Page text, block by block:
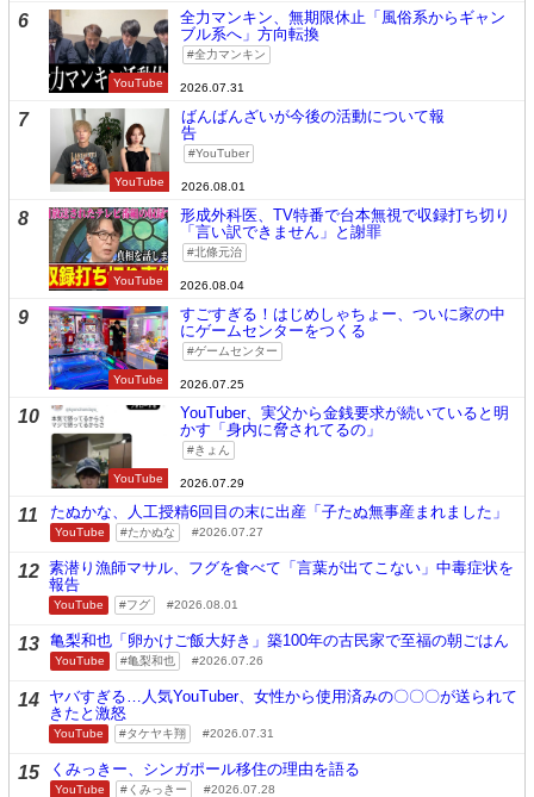
6
YouTube
全力マンキン、無期限休止「風俗系からギャン
ブル系へ」方向転換
全力マンキン
2026.07.31
7
YouTube
ばんばんざいが今後の活動について報
告
YouTuber
2026.08.01
8
YouTube
形成外科医、TV特番で台本無視で収録打ち切り
「言い訳できません」と謝罪
北條元治
2026.08.04
9
YouTube
すごすぎる！はじめしゃちょー、ついに家の中
にゲームセンターをつくる
ゲームセンター
2026.07.25
10
YouTube
YouTuber、実父から金銭要求が続いていると明
かす「身内に脅されてるの」
きょん
2026.07.29
11 たぬかな、人工授精6回目の末に出産「子たぬ無事産まれました」
YouTube たかぬな 2026.07.27
12 素潜り漁師マサル、フグを食べて「言葉が出てこない」中毒症状を
報告
YouTube フグ 2026.08.01
13 亀梨和也「卵かけご飯大好き」築100年の古民家で至福の朝ごはん
YouTube 亀梨和也 2026.07.26
14 ヤバすぎる…人気YouTuber、女性から使用済みの〇〇〇が送られて
きたと激怒
YouTube タケヤキ翔 2026.07.31
15 くみっきー、シンガポール移住の理由を語る
YouTube くみっきー 2026.07.28